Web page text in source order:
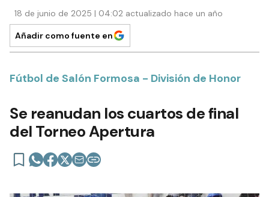
18 de junio de 2025 | 04:02 actualizado hace un año
Añadir como fuente en
Fútbol de Salón Formosa - División de Honor
Se reanudan los cuartos de final
del Torneo Apertura